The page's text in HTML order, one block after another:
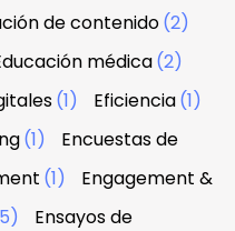
de contenido(2)
médica(2)
(1) Eficiencia(1)
(1)
Encuestas de
(1)
Engagement &
Ensayos de